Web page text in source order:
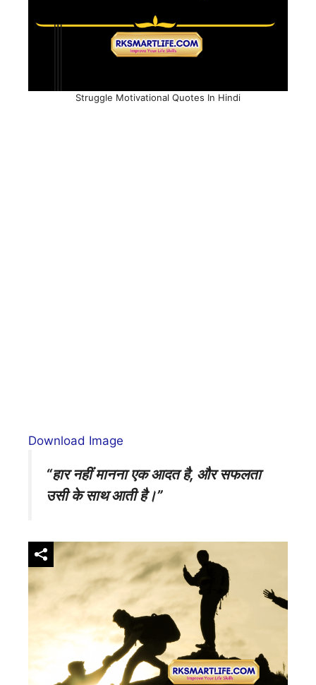
Struggle Motivational Quotes In Hindi
Download Image
“हार नहीं मानना एक आदत है, और सफलता
उसी के साथ आती है।”